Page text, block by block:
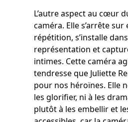
L’autre aspect au cœur
caméra. Elle s’arrête
répétition, s’installe
représentation et
intimes. Cette caméra
tendresse que Juliette
pour nos héroïnes. Elle
les glorifier, ni à les
plutôt à les embellir et